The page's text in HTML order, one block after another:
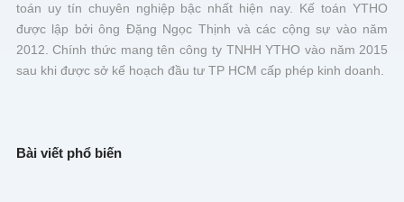
toán uy tín chuyên nghiệp bậc nhất hiện nay. Kế toán YTHO
được lập bởi ông Đặng Ngọc Thịnh và các cộng sự vào năm
2012. Chính thức mang tên công ty TNHH YTHO vào năm 2015
sau khi được sở kế hoạch đầu tư TP HCM cấp phép kinh doanh.
Bài viết phổ biến